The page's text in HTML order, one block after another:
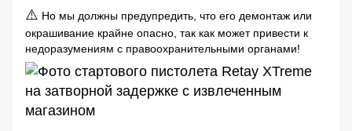
⚠️ Но мы должны предупредить, что его демонтаж или
окрашивание крайне опасно, так как может привести к
недоразумениям с правоохранительными органами!